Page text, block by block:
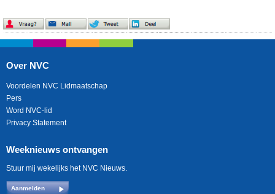
Over NVC
Voordelen NVC Lidmaatschap
Pers
Word NVC-lid
Privacy Statement
Weeknieuws ontvangen
Stuur mij wekelijks het NVC Nieuws.
Aanmelden